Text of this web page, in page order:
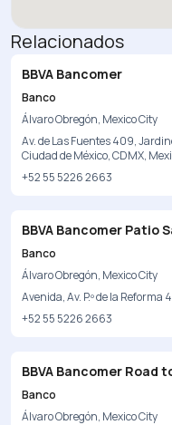
Relacionados
BBVA Bancomer
Banco
Álvaro Obregón, Mexico City
Av. de Las Fuentes 409,
Ciudad de México, CDMX,
+52 55 5226 2663
BBVA Bancomer Patio
Banco
Álvaro Obregón, Mexico City
Avenida, Av. P.º de la
+52 55 5226 2663
BBVA Bancomer Road
Banco
Álvaro Obregón, Mexico City